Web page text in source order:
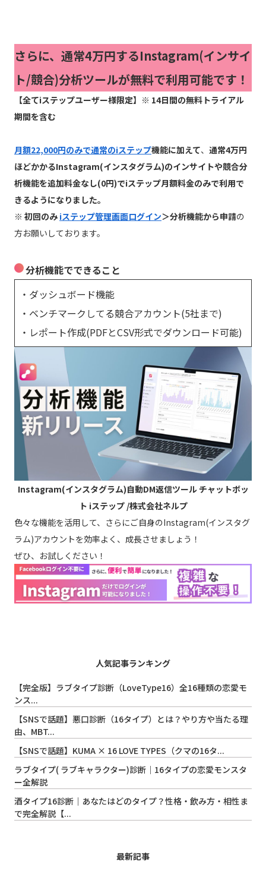
さらに、通常4万円するInstagram(インサイ
ト/競合)分析ツールが無料で利用可能です！
【全てiステップユーザー様限定】※ 14日間の無料トライアル
期間を含む
月額22,000円のみで通常のiステップ機能に加えて、 通常4万円
ほどかかるInstagram(インスタグラム)のインサイトや競合分
析機能を追加料金なし(0円)でiステップ月額料金のみで利用で
きるようになりました。
※ 初回のみ iステップ管理画面ログイン＞分析機能から申請の
方お願いしております。
分析機能でできること
・ダッシュボード機能
・ベンチマークしてる競合アカウント(5社まで)
・レポート作成(PDFとCSV形式でダウンロード可能)
Instagram(インスタグラム)自動DM返信ツール チャットボッ
ト iステップ /株式会社ネルプ
色々な機能を活用して、さらにご自身のInstagram(インスタグ
ラム)アカウントを効率よく、成長させましょう！
ぜひ、お試しください！
人気記事ランキング
【完全版】ラブタイプ診断（LoveType16）全16種類の恋愛モ
ンス...
【SNSで話題】悪口診断（16タイプ）とは？やり方や当たる理
由、MBT...
【SNSで話題】KUMA × 16 LOVE TYPES（クマの16タ...
ラブタイプ( ラブキャラクター)診断｜16タイプの恋愛モンスタ
ー全解説
酒タイプ16診断｜あなたはどのタイプ？性格・飲み方・相性ま
で完全解説【...
最新記事